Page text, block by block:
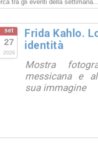
set
27
2026
Frida Kahlo.
identità
Mostra
messicana e
sua immagine